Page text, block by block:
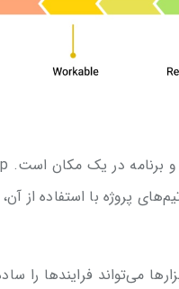
پروژه با استفاده از
می‌تواند فرایندها را